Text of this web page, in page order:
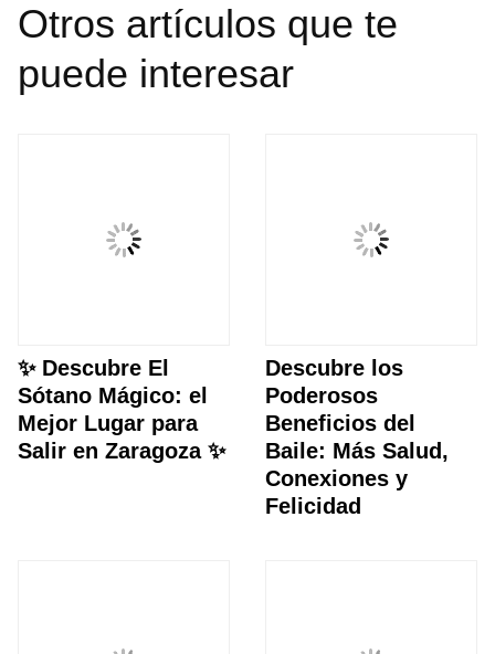
Otros artículos que te
puede interesar
✨ Descubre El
Sótano Mágico: el
Mejor Lugar para
Salir en Zaragoza ✨
Descubre los
Poderosos
Beneficios del
Baile: Más Salud,
Conexiones y
Felicidad